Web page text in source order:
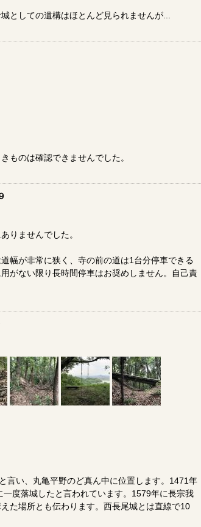
しての遺構はほとんど見られませんが...
ものは確認できませんでした。
りませんでした。
幅が非常に狭く、寺の前の道は1台分停車できる
がない限り長時間停車はお奨めしません。自己責
言い、丸亀平野のど真ん中に位置します。1471年
度落城したと言われています。1579年に長宗我
た場所とも伝わります。西長尾城とは直線で10